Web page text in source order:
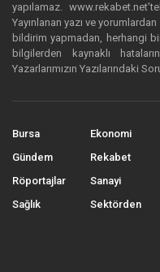
yapılamaz.
Yayınlanan yazı ve
bildirim yapmadan, herhangi
bilgilerden kaynaklı
Yazarlarımızın Yazılarındaki
Bursa
Gündem
Röportajlar
Sağlık
Ekonomi
Rekabet
Sanayi
Sektörden